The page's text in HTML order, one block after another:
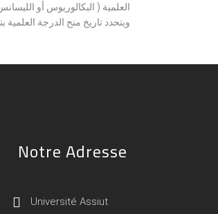
العلمية ( البكالوريوس أو
ويتحدد تاريخ منح الدرجة العلمية
Notre Adresse
Université Assiut